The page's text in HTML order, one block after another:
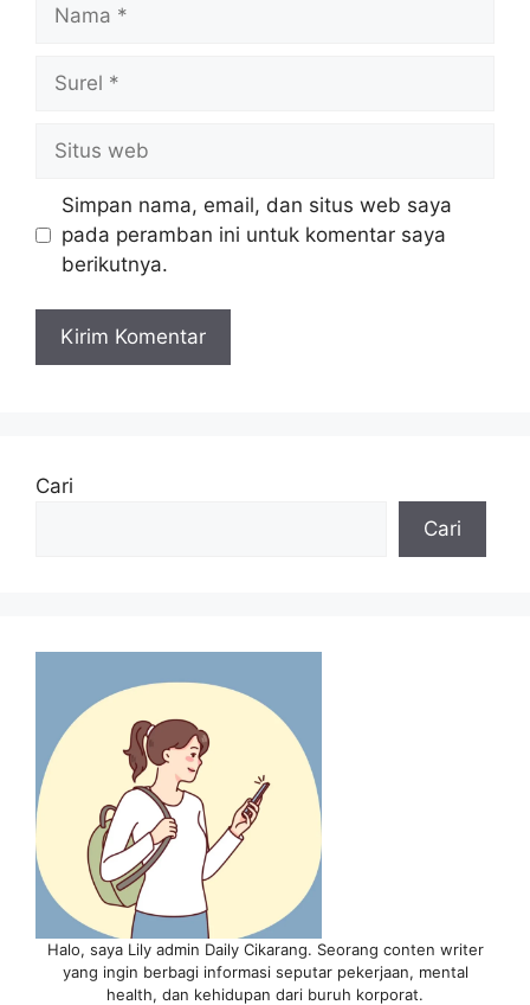
web
Simpan nama, email, dan situs web saya
pada peramban ini untuk komentar saya
berikutnya.
Cari
Cari
Halo, saya Lily admin Daily Cikarang. Seorang conten writer
yang ingin berbagi informasi seputar pekerjaan, mental
health, dan kehidupan dari buruh korporat.